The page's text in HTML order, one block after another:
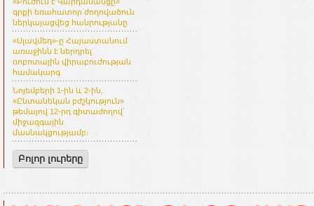
գրքի եռահատոր ժողովածուն
ներկայացվեց հանրությանը
«Սլավմեդ»-ը Հայաստանում
առաջինն է ներդրել
ռոբոտային վիրաբուժության
համակարգ
Նոյեմբերի 1-ին և 2-ին,
«Ընտանեկան բժշկություն»
թեմայով 12-րդ գիտաժողով՝
միջազգային
մասնակցությամբ։
Բոլոր լուրերը